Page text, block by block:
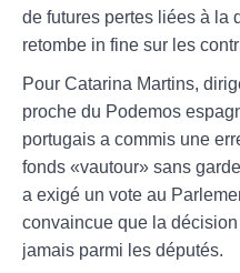
de futures pertes liées à la
retombe in fine sur les
Pour Catarina Martins,
proche du Podemos
portugais a commis une
fonds «vautour» sans
a exigé un vote au
convaincue que la
jamais parmi les députés.